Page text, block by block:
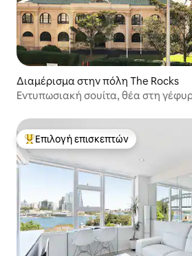
Διαμέρισμα στην πόλη The Rocks
Εντυπωσιακή σουίτα, θέα στη
Κορυφαία επιλογή επισκεπτών
Επιλογή επισκεπτών